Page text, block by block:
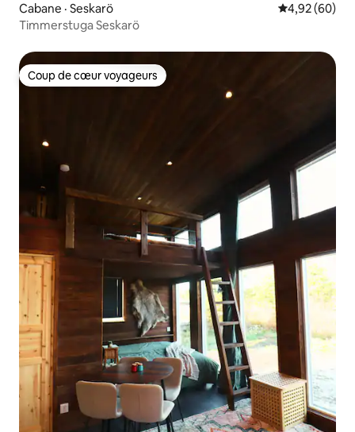
Cabane · Seskarö Note
4,92 (60)
Timmerstuga Seskarö
Coup de cœur voyageurs
Coup de cœur voyageurs